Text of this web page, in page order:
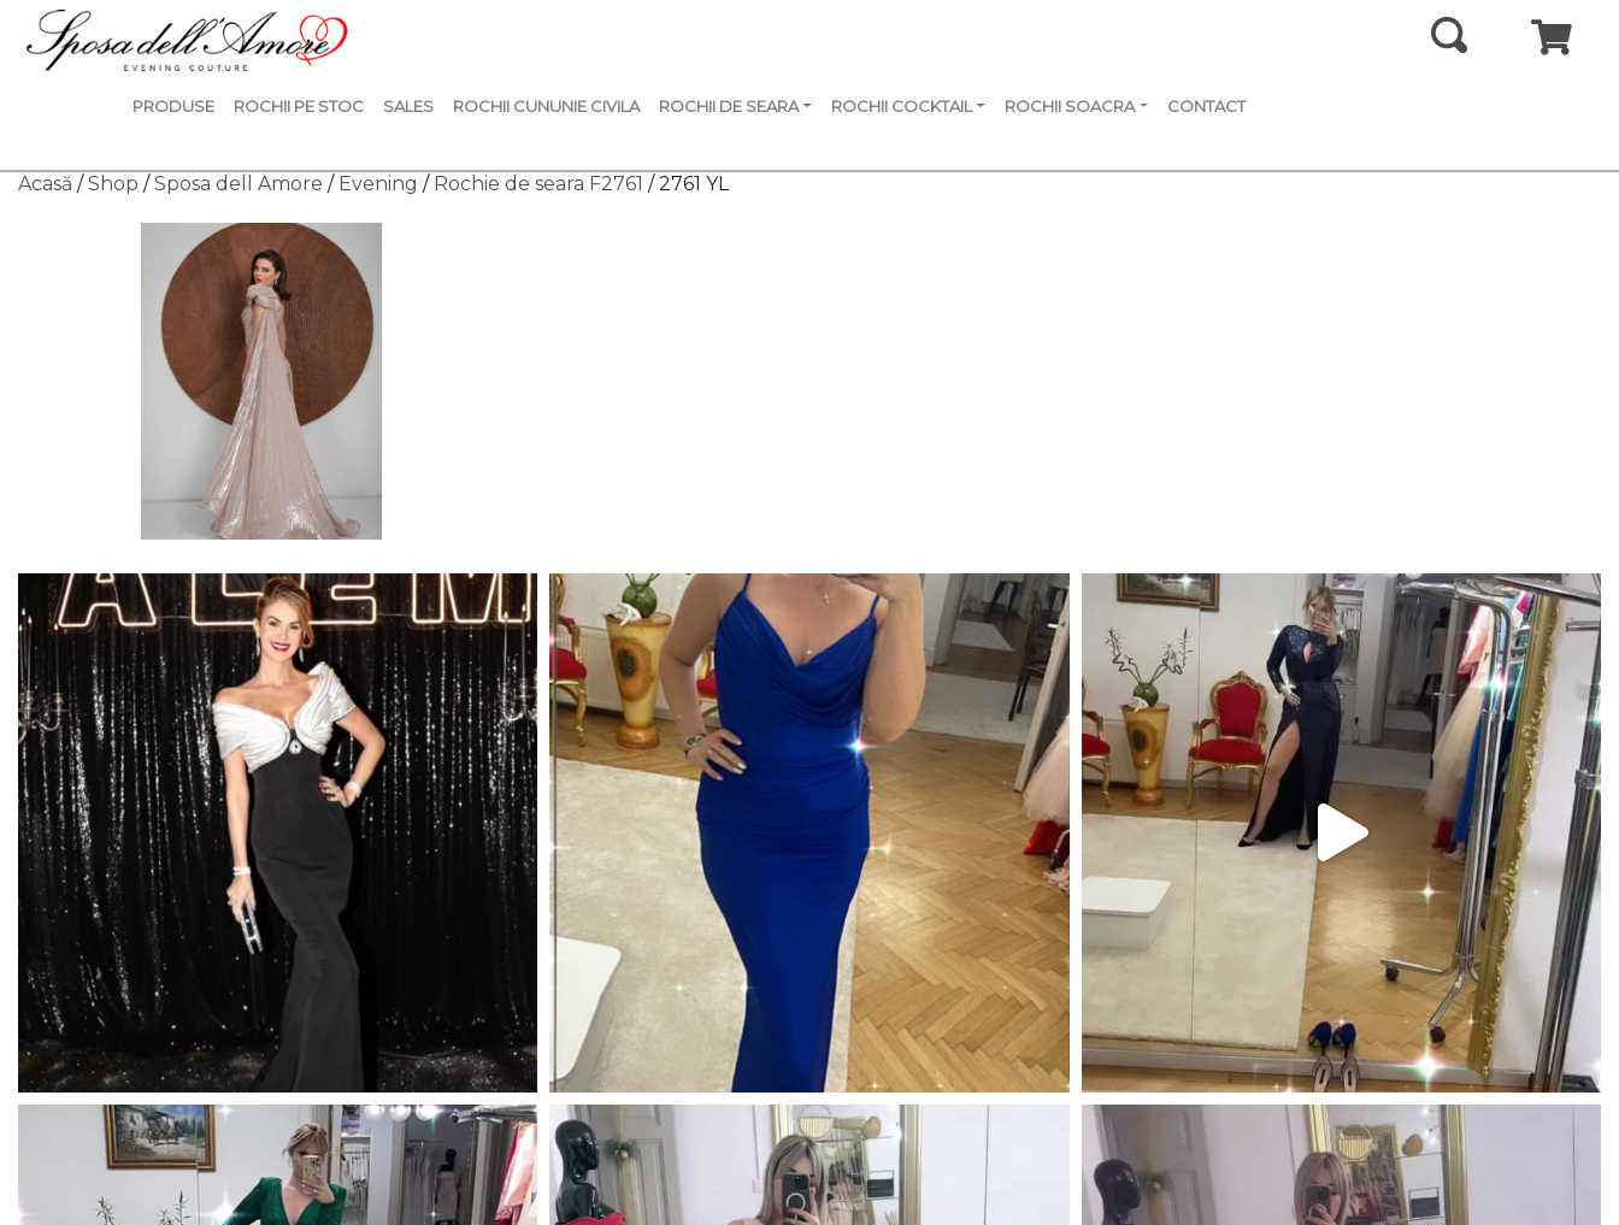
PRODUSE ROCHII PE STOC SALES ROCHII CUNUNIE CIVILA ROCHII DE SEARA ROCHII COCKTAIL ROCHII SOACRA CONTACT
Acasă /Shop /Sposa dell Amore / Evening / Rochie de seara F2761 / 2761 YL